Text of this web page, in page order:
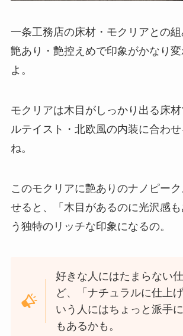
一条工務店の床材・モクリアとの組
艶あり・艶控えめで印象がかなり
よ。
モクリアは木目がしっかり出る床
ルテイスト・北欧風の内装に合わ
ね。
このモクリアに艶ありのナノピー
せると、「木目があるのに光沢感
う独特のリッチな印象になるの。
好きな人にはたまらない
ど、「ナチュラルに仕上
いう人にはちょっと派手
もあるかも。